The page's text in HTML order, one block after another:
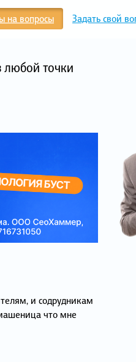
на вопросы Задать свой
любой точки
и содрудникам
что мне